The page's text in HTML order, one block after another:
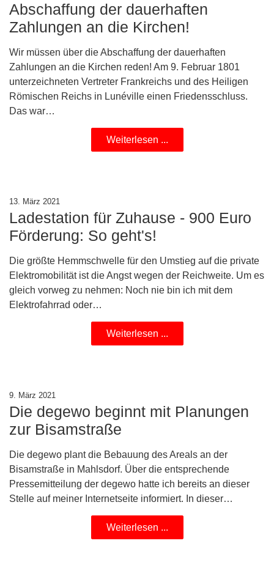
Abschaffung der dauerhaften
Zahlungen an die Kirchen!
Wir müssen über die Abschaffung der dauerhaften
Zahlungen an die Kirchen reden! Am 9. Februar 1801
unterzeichneten Vertreter Frankreichs und des Heiligen
Römischen Reichs in Lunéville einen Friedensschluss.
Das war…
Weiterlesen ...
13. März 2021
Ladestation für Zuhause - 900 Euro
Förderung: So geht's!
Die größte Hemmschwelle für den Umstieg auf die private
Elektromobilität ist die Angst wegen der Reichweite. Um es
gleich vorweg zu nehmen: Noch nie bin ich mit dem
Elektrofahrrad oder…
Weiterlesen ...
9. März 2021
Die degewo beginnt mit Planungen
zur Bisamstraße
Die degewo plant die Bebauung des Areals an der
Bisamstraße in Mahlsdorf. Über die entsprechende
Pressemitteilung der degewo hatte ich bereits an dieser
Stelle auf meiner Internetseite informiert. In dieser…
Weiterlesen ...